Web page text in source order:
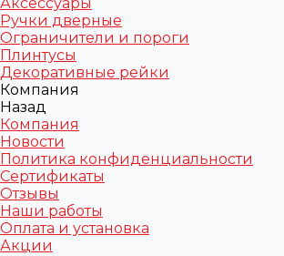
Ручки дверные
Ограничители и пороги
Плинтусы
Декоративные рейки
Компания
Назад
Компания
Новости
Политика конфиденциальности
Сертификаты
Отзывы
Наши работы
Оплата и установка
Акции